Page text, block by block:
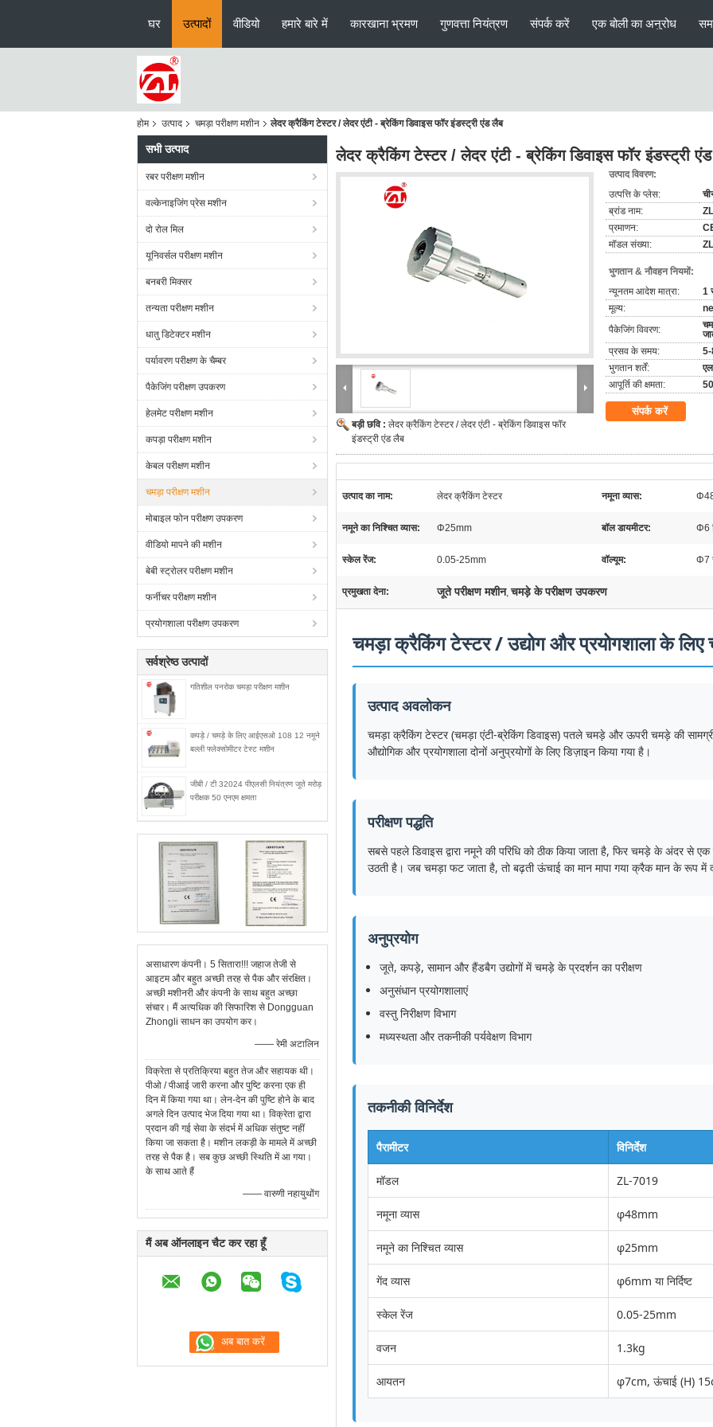
घर उत्पादों वीडियो हमारे बारे में कारखाना भ्रमण गुणवत्ता नियंत्रण संपर्क करें एक बोली का अनुरोध
होम उत्पाद चमड़ा परीक्षण मशीन लेदर क्रैकिंग टेस्टर / लेदर एंटी - ब्रेकिंग डिवाइस फॉर इंडस्ट्री एंड लैब
सभी उत्पाद
रबर परीक्षण मशीन
वल्केनाइजिंग प्रेस मशीन
दो रोल मिल
यूनिवर्सल परीक्षण मशीन
बनबरी मिक्सर
तन्यता परीक्षण मशीन
धातु डिटेक्टर मशीन
पर्यावरण परीक्षण के चैम्बर
पैकेजिंग परीक्षण उपकरण
हेलमेट परीक्षण मशीन
कपड़ा परीक्षण मशीन
केबल परीक्षण मशीन
चमड़ा परीक्षण मशीन
मोबाइल फोन परीक्षण उपकरण
वीडियो मापने की मशीन
बेबी स्ट्रोलर परीक्षण मशीन
फर्नीचर परीक्षण मशीन
प्रयोगशाला परीक्षण उपकरण
सर्वश्रेष्ठ उत्पादों
गतिशील पनरोक चमड़ा परीक्षण मशीन
कपड़े / चमड़े के लिए आईएसओ 108 12 नमूने
बल्ली फ्लेक्सोमीटर टेस्ट मशीन
जीबी / टी 32024 पीएलसी नियंत्रण जूते मरोड़
परीक्षक 50 एनएम क्षमता
असाधारण कंपनी। 5 सितारा!!! जहाज तेजी से
आइटम और बहुत अच्छी तरह से पैक और संरक्षित।
अच्छी मशीनरी और कंपनी के साथ बहुत अच्छा
संचार। मैं अत्यधिक की सिफारिश से Dongguan
Zhongli साधन का उपयोग कर।
—— रेमी अटालिन
विक्रेता से प्रतिक्रिया बहुत तेज और सहायक थी।
पीओ / पीआई जारी करना और पुष्टि करना एक ही
दिन में किया गया था। लेन-देन की पुष्टि होने के बाद
अगले दिन उत्पाद भेज दिया गया था। विक्रेता द्वारा
प्रदान की गई सेवा के संदर्भ में अधिक संतुष्ट नहीं
किया जा सकता है। मशीन लकड़ी के मामले में अच्छी
तरह से पैक है। सब कुछ अच्छी स्थिति में आ गया।
के साथ आते हैं
—— वारुणी नहायुथोंग
मैं अब ऑनलाइन चैट कर रहा हूँ
लेदर क्रैकिंग टेस्टर / लेदर एंटी - ब्रेकिंग डिवाइस फॉर इंडस्ट्री
बड़ी छवि : लेदर क्रैकिंग टेस्टर / लेदर एंटी - ब्रेकिंग डिवाइस फॉर
इंडस्ट्री एंड लैब
उत्पाद विवरण:
उत्पत्ति के प्लेस:
ब्रांड नाम:
ZL
प्रमाणन:
मॉडल संख्या:
भुगतान & नौवहन नियमों:
न्यूनतम आदेश मात्रा:
1
मूल्य:
पैकेजिंग विवरण:
प्रसव के समय:
5-
भुगतान शर्तें:
आपूर्ति की क्षमता:
संपर्क करें
उत्पाद का नाम: लेदर क्रैकिंग टेस्टर नमूना व्यास:
नमूने का निश्चित व्यास: Φ25mm बॉल डायमीटर: Φ6
स्केल रेंज: 0.05-25mm वॉल्यूम: Φ7
प्रमुखता देना: जूते परीक्षण मशीन,चमड़े के परीक्षण उपकरण
चमड़ा क्रैकिंग टेस्टर / उद्योग और प्रयोगशाला के लिए
उत्पाद अवलोकन
चमड़ा क्रैकिंग टेस्टर (चमड़ा एंटी-ब्रेकिंग डिवाइस) पतले चमड़े और ऊपरी चमड़े की
औद्योगिक और प्रयोगशाला दोनों अनुप्रयोगों के लिए डिज़ाइन किया गया है।
परीक्षण पद्धति
सबसे पहले डिवाइस द्वारा नमूने की परिधि को ठीक किया जाता है, फिर चमड़े के अंदर से
उठती है। जब चमड़ा फट जाता है, तो बढ़ती ऊंचाई का मान मापा गया क्रैक मान के रूप में
अनुप्रयोग
जूते, कपड़े, सामान और हैंडबैग उद्योगों में चमड़े के प्रदर्शन का परीक्षण
अनुसंधान प्रयोगशालाएं
वस्तु निरीक्षण विभाग
मध्यस्थता और तकनीकी पर्यवेक्षण विभाग
तकनीकी विनिर्देश
पैरामीटर विनिर्देश
मॉडल ZL-7019
नमूना व्यास φ48mm
नमूने का निश्चित व्यास φ25mm
गेंद व्यास φ6mm या निर्दिष्ट
स्केल रेंज 0.05-25mm
वजन 1.3kg
आयतन φ7cm, ऊंचाई (H)